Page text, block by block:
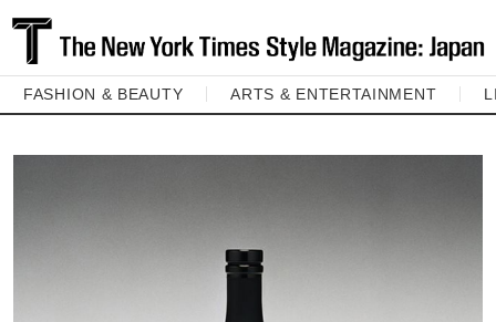
FASHION & BEAUTY ARTS & ENTERTAINMENT